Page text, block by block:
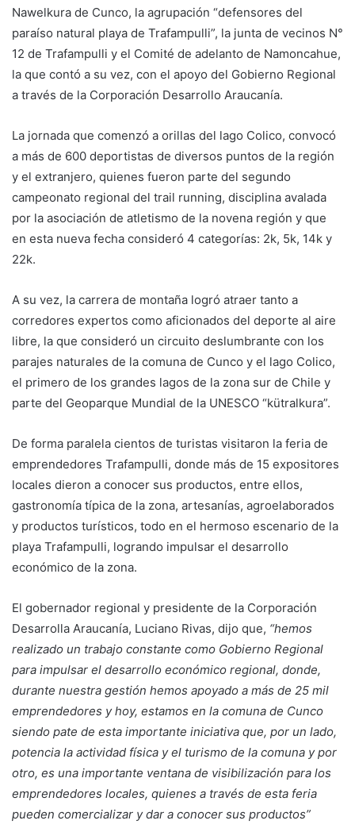
Nawelkura de Cunco, la agrupación “defensores del
paraíso natural playa de Trafampulli”, la junta de vecinos N°
12 de Trafampulli y el Comité de adelanto de Namoncahue,
la que contó a su vez, con el apoyo del Gobierno Regional
a través de la Corporación Desarrollo Araucanía.
La jornada que comenzó a orillas del lago Colico, convocó
a más de 600 deportistas de diversos puntos de la región
y el extranjero, quienes fueron parte del segundo
campeonato regional del trail running, disciplina avalada
por la asociación de atletismo de la novena región y que
en esta nueva fecha consideró 4 categorías: 2k, 5k, 14k y
22k.
A su vez, la carrera de montaña logró atraer tanto a
corredores expertos como aficionados del deporte al aire
libre, la que consideró un circuito deslumbrante con los
parajes naturales de la comuna de Cunco y el lago Colico,
el primero de los grandes lagos de la zona sur de Chile y
parte del Geoparque Mundial de la UNESCO “kütralkura”.
De forma paralela cientos de turistas visitaron la feria de
emprendedores Trafampulli, donde más de 15 expositores
locales dieron a conocer sus productos, entre ellos,
gastronomía típica de la zona, artesanías, agroelaborados
y productos turísticos, todo en el hermoso escenario de la
playa Trafampulli, logrando impulsar el desarrollo
económico de la zona.
El gobernador regional y presidente de la Corporación
Desarrolla Araucanía, Luciano Rivas, dijo que, “hemos
realizado un trabajo constante como Gobierno Regional
para impulsar el desarrollo económico regional, donde,
durante nuestra gestión hemos apoyado a más de 25 mil
emprendedores y hoy, estamos en la comuna de Cunco
siendo pate de esta importante iniciativa que, por un lado,
potencia la actividad física y el turismo de la comuna y por
otro, es una importante ventana de visibilización para los
emprendedores locales, quienes a través de esta feria
pueden comercializar y dar a conocer sus productos”